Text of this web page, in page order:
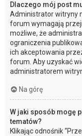
Dlaczego mój post
Administrator witryny
forum wymagają
możliwe, że
ograniczenia
ich akceptowania
forum. Aby uzyskać
administratorem
Na górę
W jaki sposób mogę
tematów?
Klikając odnośnik